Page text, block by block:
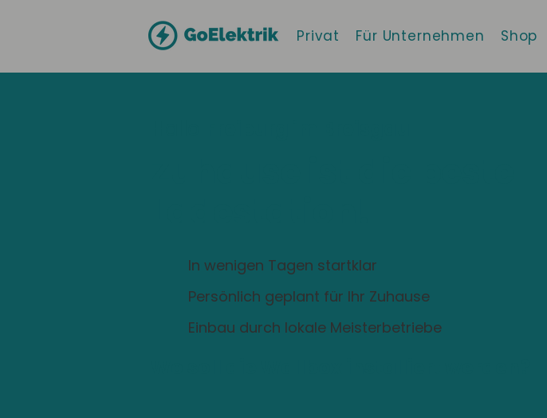
Privat Für Unternehmen Shop
In wenigen Tagen startklar
Persönlich geplant für Ihr Zuhause
Einbau durch lokale Meisterbetriebe